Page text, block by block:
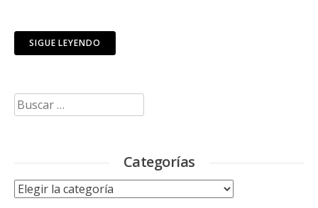
SIGUE LEYENDO
Buscar:
Categorías
Categorías